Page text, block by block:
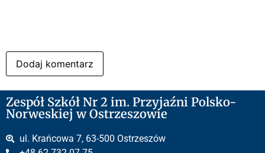
Zespół Szkół Nr 2 im. Przyjaźni Polsko-
Norweskiej w Ostrzeszowie
ul. Krańcowa 7, 63-500 Ostrzeszów